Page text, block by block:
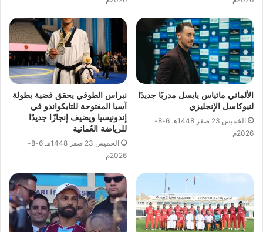
الألماني ماتياس يايسل مدربًا جديدًا
لنيوكاسل الإنجليزي
الخميس 23 صفر 1448هـ 6-8-
2026م
نبراس الطوقي يحقق فضية بطولة
آسيا المفتوحة للتايكواندو في
إندونيسيا ويضيف إنجازًا جديدًا
للرياضة العُمانية
الخميس 23 صفر 1448هـ 6-8-
2026م